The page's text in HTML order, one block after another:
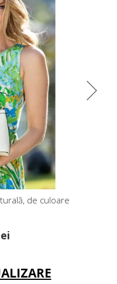
cu linii simple și lănțișoare
295.00Lei